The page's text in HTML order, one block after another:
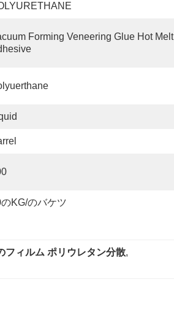
Forming Veneering Glue Hot Melt
KG/のバケツ
フィルム ポリウレタン分散,